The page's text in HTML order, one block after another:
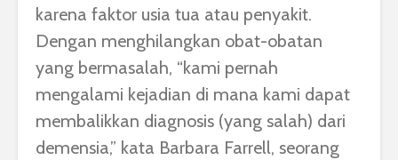
karena faktor usia tua atau penyakit.
Dengan menghilangkan obat-obatan
yang bermasalah, “kami pernah
mengalami kejadian di mana kami dapat
membalikkan diagnosis (yang salah) dari
demensia,” kata Barbara Farrell, seorang